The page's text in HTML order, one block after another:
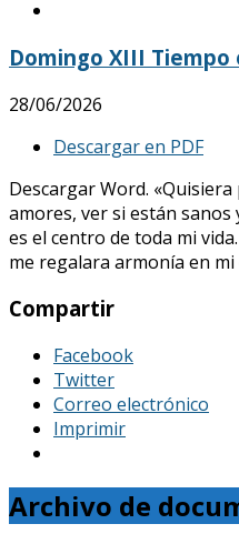
Domingo XIII Tiempo
28/06/2026
Descargar en PDF
Descargar Word.
amores, ver si están sanos
es el centro de toda mi
me regalara armonía en mi
Compartir
Facebook
Twitter
Correo electrónico
Imprimir
Archivo de